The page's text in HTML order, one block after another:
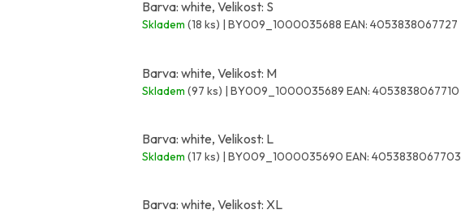
Barva: white, Velikost: S
Skladem (18 ks) | BY009_1000035688 EAN: 4053838067727
Barva: white, Velikost: M
Skladem (97 ks) | BY009_1000035689 EAN: 4053838067710
Barva: white, Velikost: L
Skladem (17 ks) | BY009_1000035690 EAN: 4053838067703
Barva: white, Velikost: XL